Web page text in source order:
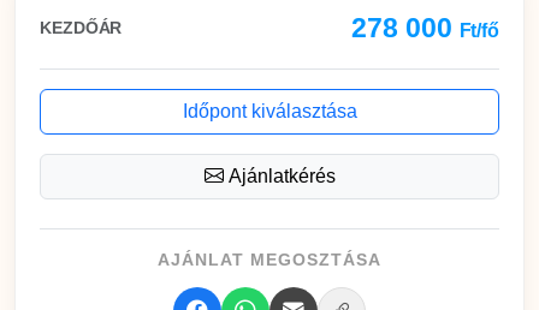
KEZDŐÁR 278 000 Ft/fő
Időpont kiválasztása
Ajánlatkérés
AJÁNLAT MEGOSZTÁSA